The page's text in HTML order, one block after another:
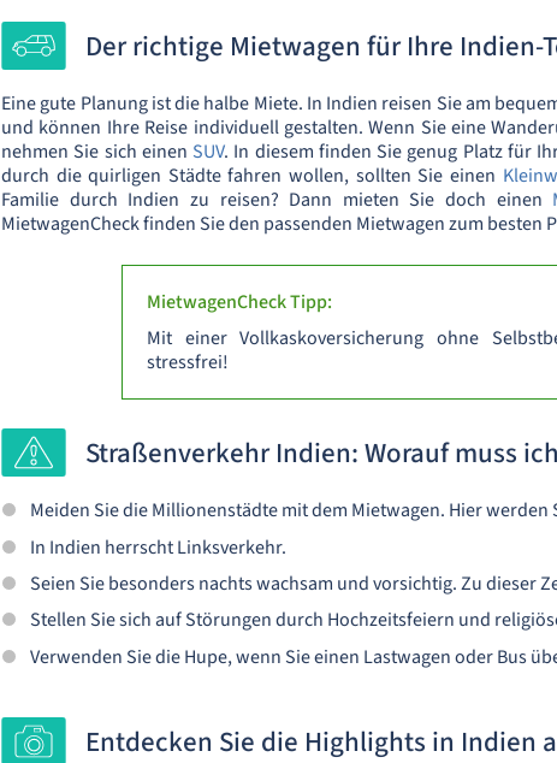
Der richtige Mietwagen für Ihre Indien-
Eine gute Planung ist die halbe Miete. In Indien reisen Sie am
und können Ihre Reise individuell gestalten. Wenn Sie eine
nehmen Sie sich einen SUV. In diesem finden Sie genug Platz für
durch die quirligen Städte fahren wollen, sollten Sie einen
Familie durch Indien zu reisen? Dann mieten Sie doch einen
MietwagenCheck finden Sie den passenden Mietwagen zum besten
MietwagenCheck Tipp:
Mit einer Vollkaskoversicherung ohne
stressfrei!
Straßenverkehr Indien: Worauf muss
Meiden Sie die Millionenstädte mit dem Mietwagen. Hier
In Indien herrscht Linksverkehr.
Seien Sie besonders nachts wachsam und vorsichtig. Zu dieser
Stellen Sie sich auf Störungen durch Hochzeitsfeiern und
Verwenden Sie die Hupe, wenn Sie einen Lastwagen oder Bus
Entdecken Sie die Highlights in Indien